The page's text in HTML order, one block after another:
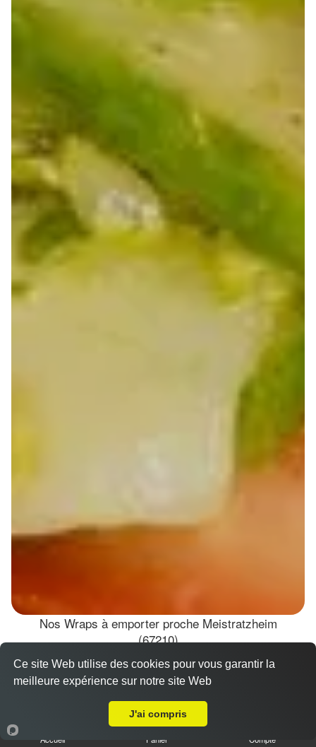
Nos Wraps à emporter proche Meistratzheim
(67210)
Wraps Chicken
8.50 €
Accueil Panier Compte
Ce site Web utilise des cookies pour vous garantir la
meilleure expérience sur notre site Web
J'ai compris